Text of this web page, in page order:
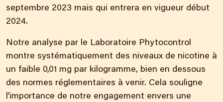
septembre 2023 mais qui entrera en vigueur début
2024.
Notre analyse par le Laboratoire Phytocontrol
montre systématiquement des niveaux de nicotine à
un faible 0,01 mg par kilogramme, bien en dessous
des normes réglementaires à venir. Cela souligne
l’importance de notre engagement envers une